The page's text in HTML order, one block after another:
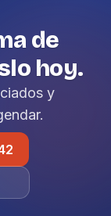
de
hoy.
y